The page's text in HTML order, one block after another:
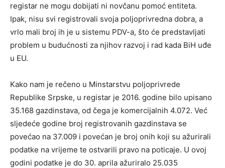
registar ne mogu dobijati ni novčanu pomoć entiteta.
Ipak, nisu svi registrovali svoja poljoprivredna dobra, a
vrlo mali broj ih je u sistemu PDV-a, što će predstavljati
problem u budućnosti za njihov razvoj i rad kada BiH uđe
u EU.
Kako nam je rečeno u Minstarstvu poljoprivrede
Republike Srpske, u registar je 2016. godine bilo upisano
35.168 gazdinstava, od čega je komercijalnih 4.072. Već
sljedeće godine broj registrovanih gazdinstava se
povećao na 37.009 i povećan je broj onih koji su ažurirali
podatke na vrijeme te ostvarili pravo na poticaje. U ovoj
godini podatke je do 30. aprila ažuriralo 25.035